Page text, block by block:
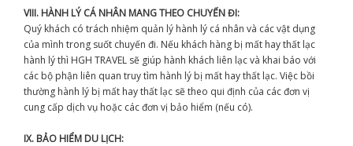
VIII. HÀNH LÝ CÁ NHÂN MANG THEO CHUYẾN ĐI:
Quý khách có trách nhiệm quản lý hành lý cá nhân và các vật dụng
của mình trong suốt chuyến đi. Nếu khách hàng bị mất hay thất lạc
hành lý thì HGH TRAVEL sẽ giúp hành khách liên lạc và khai báo với
các bộ phận liên quan truy tìm hành lý bị mất hay thất lạc. Việc bồi
thường hành lý bị mất hay thất lạc sẽ theo qui định của các đơn vị
cung cấp dịch vụ hoặc các đơn vị bảo hiểm (nếu có).
IX. BẢO HIỂM DU LỊCH: